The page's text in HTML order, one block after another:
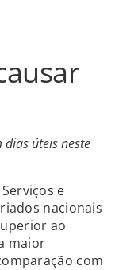
úteis neste
e
nacionais
ao
maior
com